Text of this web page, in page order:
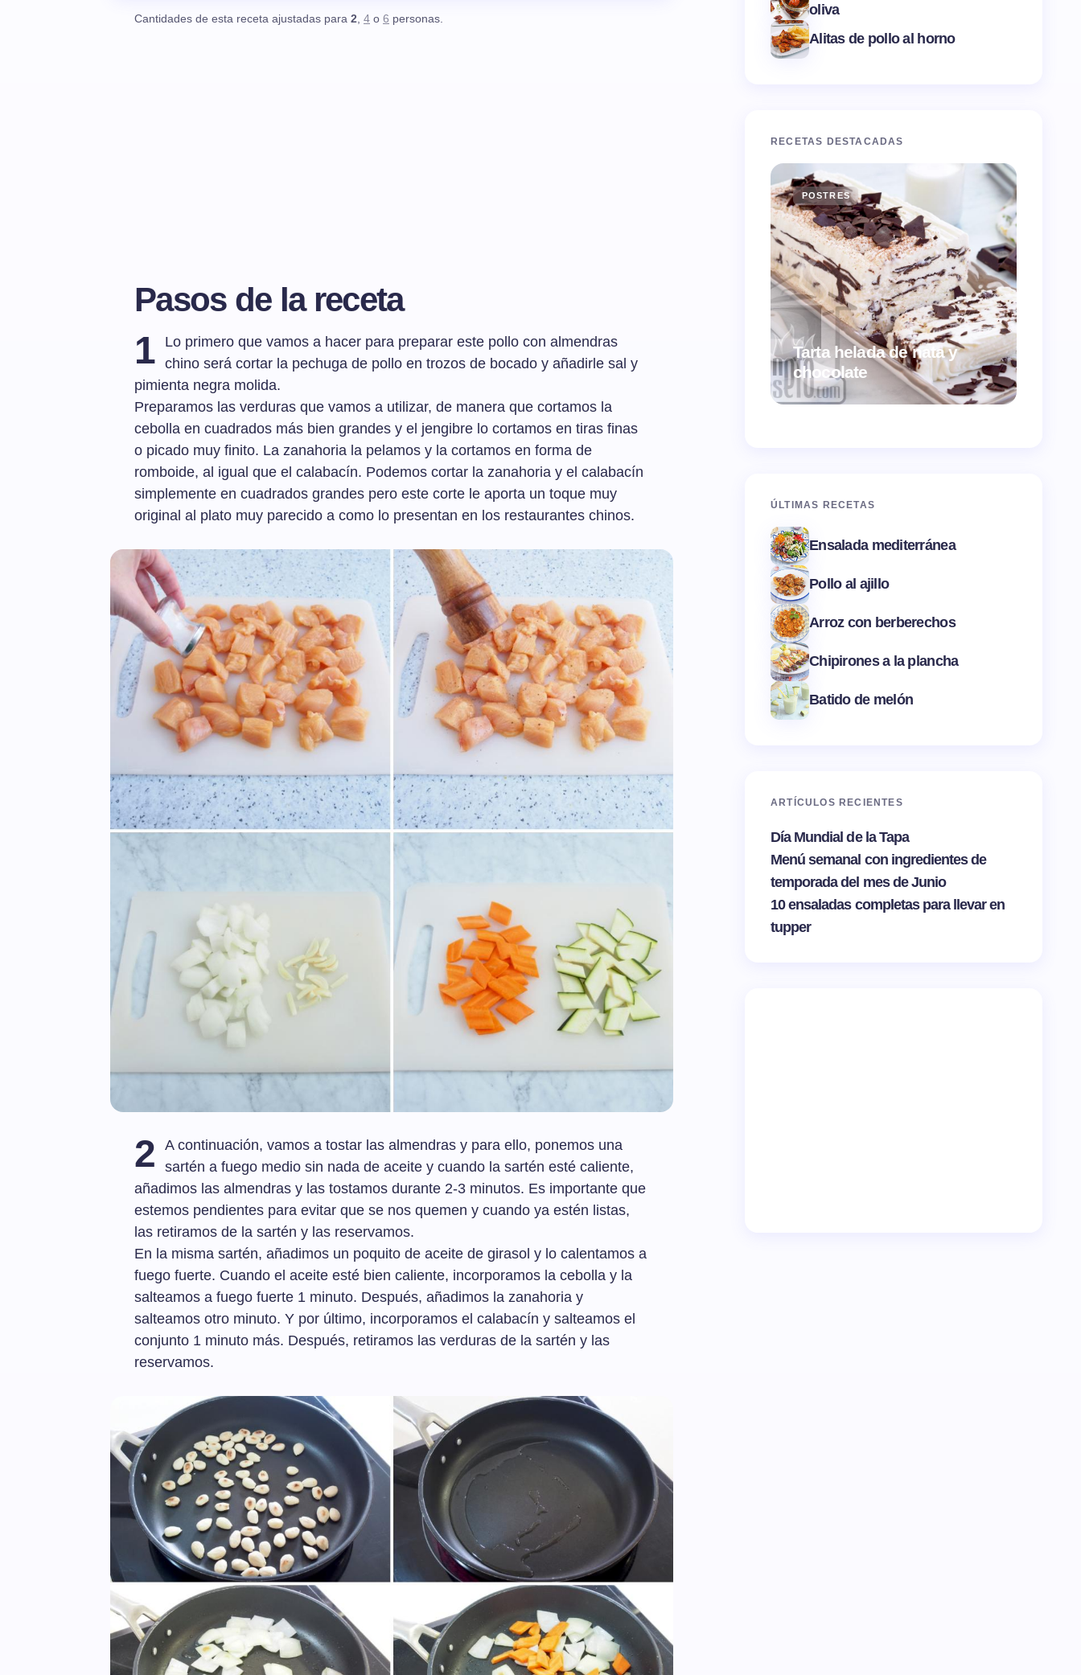
Cantidades de esta receta ajustadas para 2, 4 o 6 personas.
Pasos de la receta
1
Lo primero que vamos a hacer para preparar este pollo con almendras
chino será cortar la pechuga de pollo en trozos de bocado y añadirle sal y
pimienta negra molida.
Preparamos las verduras que vamos a utilizar, de manera que cortamos la
cebolla en cuadrados más bien grandes y el jengibre lo cortamos en tiras finas
o picado muy finito. La zanahoria la pelamos y la cortamos en forma de
romboide, al igual que el calabacín. Podemos cortar la zanahoria y el calabacín
simplemente en cuadrados grandes pero este corte le aporta un toque muy
original al plato muy parecido a como lo presentan en los restaurantes chinos.
2
A continuación, vamos a tostar las almendras y para ello, ponemos una
sartén a fuego medio sin nada de aceite y cuando la sartén esté caliente,
añadimos las almendras y las tostamos durante 2-3 minutos. Es importante que
estemos pendientes para evitar que se nos quemen y cuando ya estén listas,
las retiramos de la sartén y las reservamos.
En la misma sartén, añadimos un poquito de aceite de girasol y lo calentamos a
fuego fuerte. Cuando el aceite esté bien caliente, incorporamos la cebolla y la
salteamos a fuego fuerte 1 minuto. Después, añadimos la zanahoria y
salteamos otro minuto. Y por último, incorporamos el calabacín y salteamos el
conjunto 1 minuto más. Después, retiramos las verduras de la sartén y las
reservamos.
oliva
Alitas de pollo al horno
RECETAS DESTACADAS
POSTRES
Tarta helada de nata y
chocolate
ÚLTIMAS RECETAS
Ensalada mediterránea
Pollo al ajillo
Arroz con berberechos
Chipirones a la plancha
Batido de melón
ARTÍCULOS RECIENTES
Día Mundial de la Tapa
Menú semanal con ingredientes de
temporada del mes de Junio
10 ensaladas completas para llevar en
tupper